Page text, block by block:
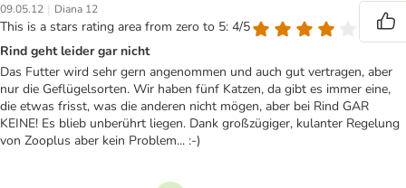
09.05.12 | Diana 12
This is a stars rating area from zero to 5: 4/5
Rind geht leider gar nicht
Das Futter wird sehr gern angenommen und auch gut vertragen, aber
nur die Geflügelsorten. Wir haben fünf Katzen, da gibt es immer eine,
die etwas frisst, was die anderen nicht mögen, aber bei Rind GAR
KEINE! Es blieb unberührt liegen. Dank großzügiger, kulanter Regelung
von Zooplus aber kein Problem... :-)